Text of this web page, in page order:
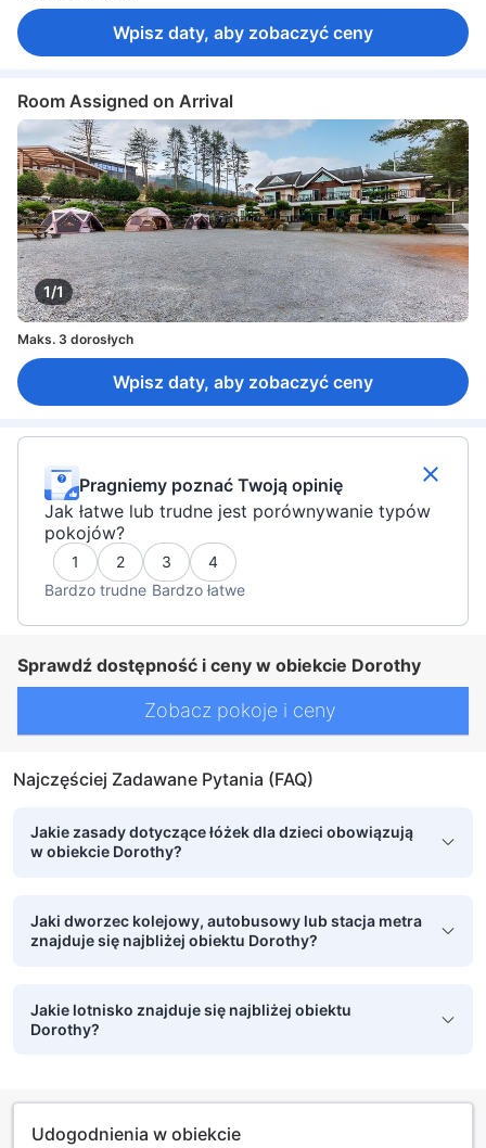
Wpisz daty, aby zobaczyć ceny
Room Assigned on Arrival
1/1
Maks. 3 dorosłych
Wpisz daty, aby zobaczyć ceny
Pragniemy poznać Twoją opinię
Jak łatwe lub trudne jest porównywanie typów
pokojów?
1 2 3
4
Bardzo trudne Bardzo łatwe
Sprawdź dostępność i ceny w obiekcie Dorothy
Zobacz pokoje i ceny
Najczęściej Zadawane Pytania (FAQ)
Jakie zasady dotyczące łóżek dla dzieci obowiązują
w obiekcie Dorothy?
Jaki dworzec kolejowy, autobusowy lub stacja metra
znajduje się najbliżej obiektu Dorothy?
Jakie lotnisko znajduje się najbliżej obiektu
Dorothy?
Udogodnienia w obiekcie